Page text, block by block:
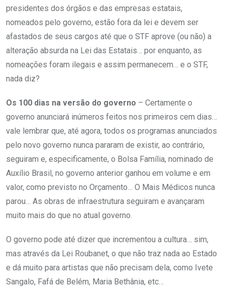
presidentes dos órgãos e das empresas estatais,
nomeados pelo governo, estão fora da lei e devem ser
afastados de seus cargos até que o STF aprove (ou não) a
alteração absurda na Lei das Estatais… por enquanto, as
nomeações foram ilegais e assim permanecem… e o STF,
nada diz?
Os 100 dias na versão do governo – Certamente o
governo anunciará inúmeros feitos nos primeiros cem dias…
vale lembrar que, até agora, todos os programas anunciados
pelo novo governo nunca pararam de existir, ao contrário,
seguiram e, especificamente, o Bolsa Família, nominado de
Auxílio Brasil, no governo anterior ganhou em volume e em
valor, como previsto no Orçamento… O Mais Médicos nunca
parou… As obras de infraestrutura seguiram e avançaram
muito mais do que no atual governo.
O governo pode até dizer que incrementou a cultura… sim,
mas através da Lei Roubanet, o que não traz nada ao Estado
e dá muito para artistas que não precisam dela, como Ivete
Sangalo, Fafá de Belém, Maria Bethânia, etc…